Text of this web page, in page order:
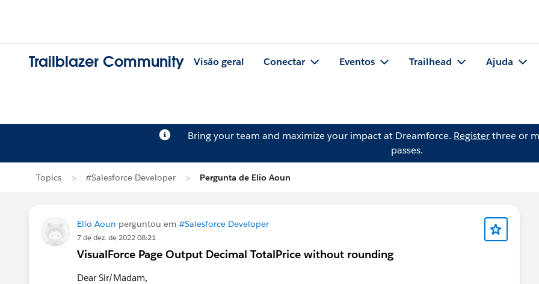
Trailblazer Community Visão geral Conectar Eventos Trailhead Ajuda
Bring your team and maximize your impact at Dreamforce. Registerthree or
passes.
Topics #Salesforce Developer Pergunta de Elio Aoun
Elio Aoun perguntou em #Salesforce Developer
7 de dez. de 2022 08:21
VisualForce Page Output Decimal TotalPrice without rounding
Dear Sir/Madam,